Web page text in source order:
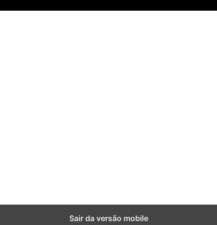
Sair da versão mobile